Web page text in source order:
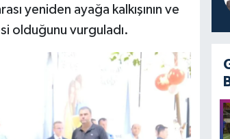
yeniden ayağa kalkışının ve
olduğunu vurguladı.